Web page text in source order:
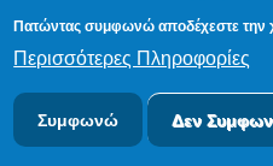
Πατώντας συμφωνώ αποδέχεστε την
Περισσότερες Πληροφορίες
Συμφωνώ Δεν